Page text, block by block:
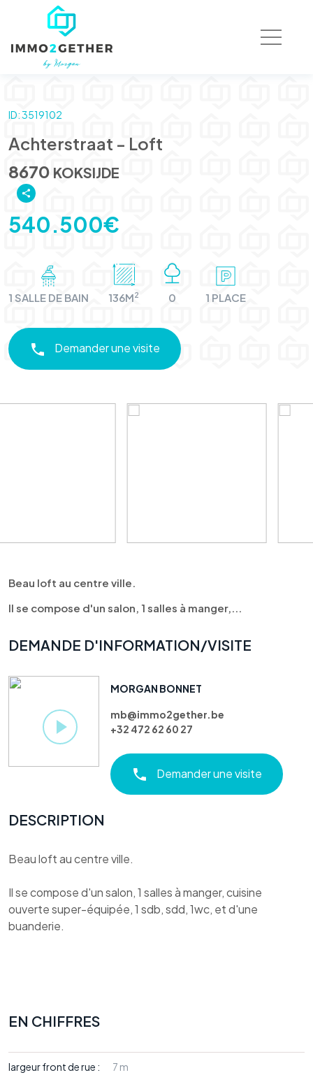
ID: 3519102
Achterstraat - Loft
8670 KOKSIJDE
540.500€
1 SALLE DE BAIN 136M2 0 1 PLACE
Demander une visite
Beau loft au centre ville.
Il se compose d'un salon, 1 salles à manger,...
DEMANDE D'INFORMATION/VISITE
MORGAN BONNET
mb@immo2gether.be
+32 472 62 60 27
Demander une visite
DESCRIPTION
Beau loft au centre ville.
Il se compose d'un salon, 1 salles à manger, cuisine
ouverte super-équipée, 1 sdb, sdd, 1wc, et d'une
buanderie.
EN CHIFFRES
largeur front de rue : 7 m